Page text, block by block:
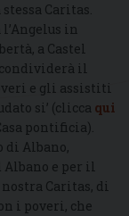
Caritas.
in
a Castel
il
e gli assistiti
si’ (clicca qui
pontificia).
di Albano,
e per il
Caritas, di
i poveri, che